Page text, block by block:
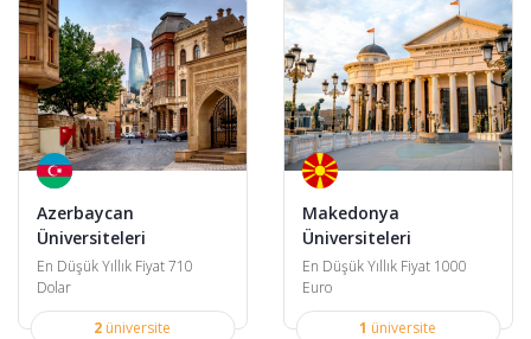
Azerbaycan
Üniversiteleri
En Düşük Yıllık Fiyat 710
Dolar
2 üniversite
Makedonya
Üniversiteleri
En Düşük Yıllık Fiyat 1000
Euro
1 üniversite